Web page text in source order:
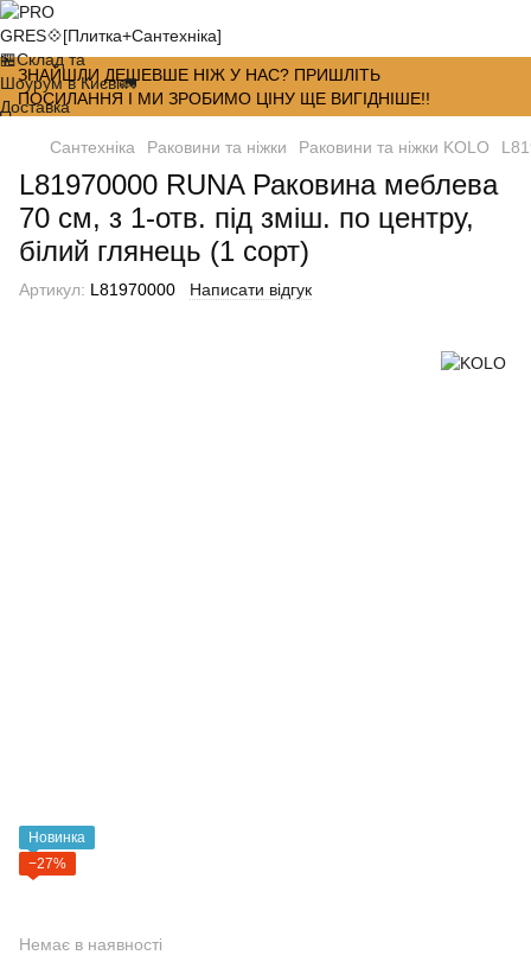
ЗНАЙШЛИ ДЕШЕВШЕ НІЖ У НАС? ПРИШЛІТЬ
ПОСИЛАННЯ І МИ ЗРОБИМО ЦІНУ ЩЕ ВИГІДНІШЕ!!
Сантехніка Раковини та ніжки Раковини та ніжки KOLO
L81970000 RUNA Раковина меблева
70 см, з 1-отв. під зміш. по центру,
білий глянець (1 сорт)
Артикул: L81970000 Написати відгук
Новинка
−27%
Немає в наявності